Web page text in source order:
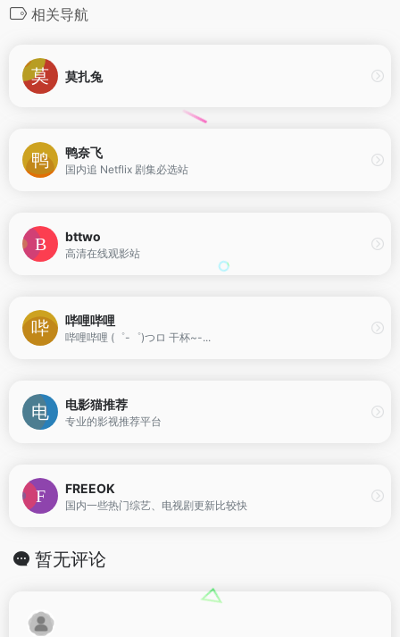
相关导航
莫扎兔
鸭奈飞
国内追 Netflix 剧集必选站
bttwo
高清在线观影站
哔哩哔哩
哔哩哔哩 (゜-゜)つロ 干杯~-...
电影猫推荐
专业的影视推荐平台
FREEOK
国内一些热门综艺、电视剧更新比较快
暂无评论